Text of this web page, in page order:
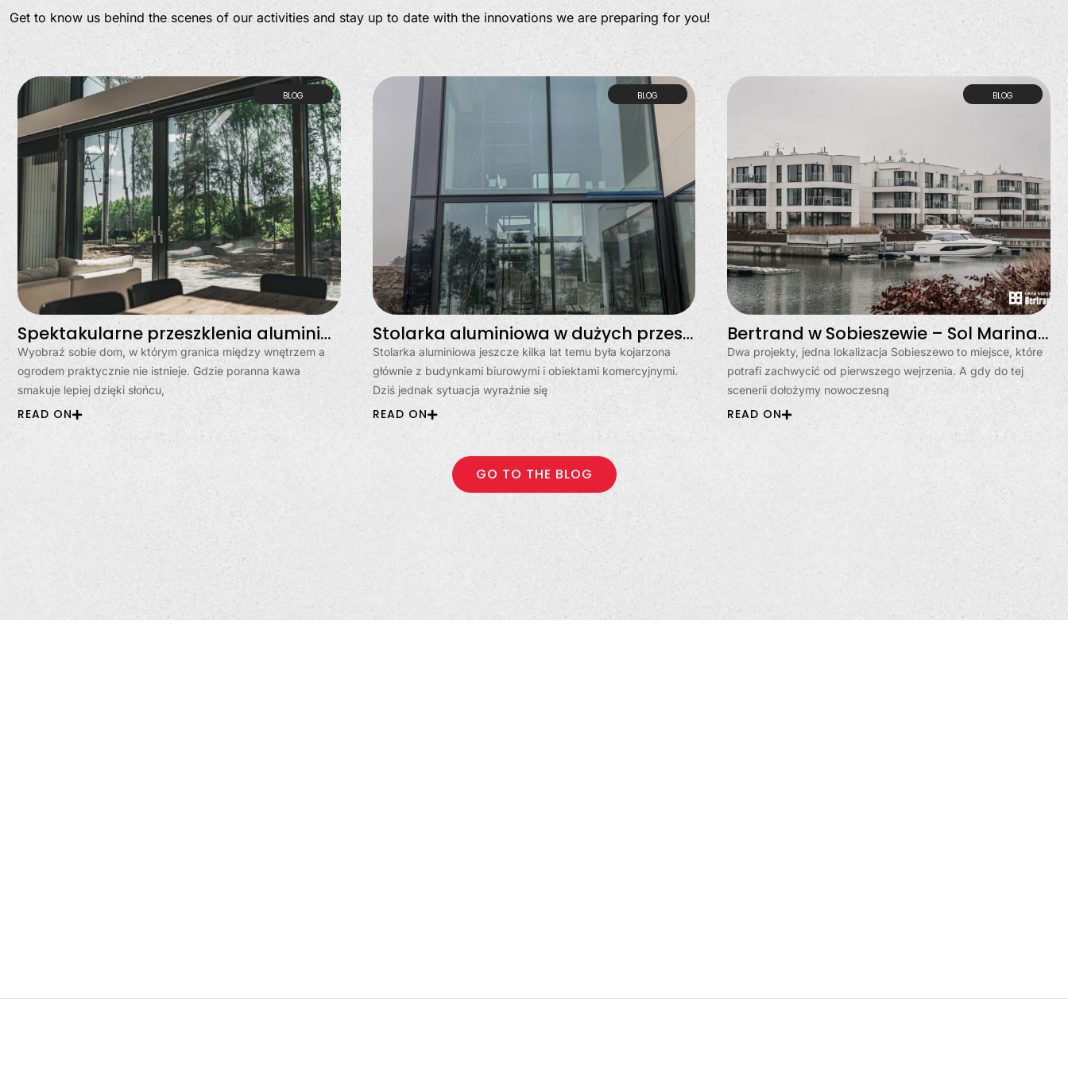
Get to know us behind the scenes of our activities and stay up to date with the innovations we are preparing for you!
BLOG
Spektakularne przeszklenia aluminiowe w Gdyni – dom otwarty na świat
Wyobraź sobie dom, w którym granica między wnętrzem a
ogrodem praktycznie nie istnieje. Gdzie poranna kawa
smakuje lepiej dzięki słońcu,
READ ON
BLOG
Stolarka aluminiowa w dużych przeszkleniach? Moda, czy stały trend?
Stolarka aluminiowa jeszcze kilka lat temu była kojarzona
głównie z budynkami biurowymi i obiektami komercyjnymi.
Dziś jednak sytuacja wyraźnie się
READ ON
BLOG
Bertrand w Sobieszewie – Sol Marina i Klimatyczna
Dwa projekty, jedna lokalizacja Sobieszewo to miejsce, które
potrafi zachwycić od pierwszego wejrzenia. A gdy do tej
scenerii dołożymy nowoczesną
READ ON
GO TO THE BLOG